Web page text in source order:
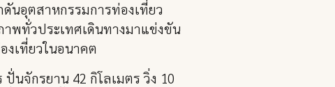
นอุตสาหกรรมการท่องเที่ยว
พทั่วประเทศเดินทางมาแข่งขัน
งเที่ยวในอนาคต
นจักรยาน 42 กิโลเมตร วิ่ง 10